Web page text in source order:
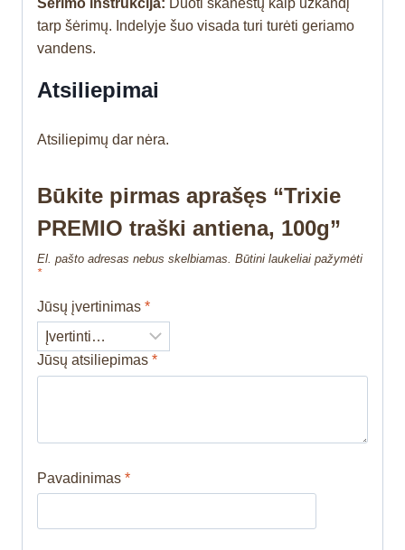
tarp šėrimų. Indelyje šuo visada turi turėti geriamo
vandens.
Atsiliepimai
Atsiliepimų dar nėra.
Būkite pirmas aprašęs “Trixie
PREMIO traški antiena, 100g”
El. pašto adresas nebus skelbiamas. Būtini laukeliai pažymėti
*
Jūsų įvertinimas *
Jūsų atsiliepimas *
Pavadinimas *